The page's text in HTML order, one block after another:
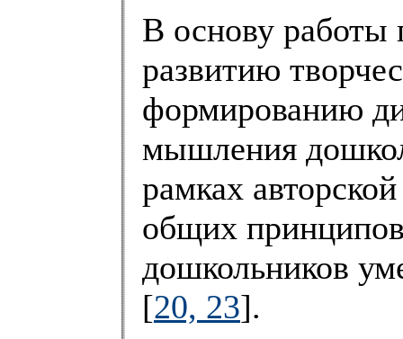
В основу работы
развитию
формированию
мышления
рамках
общих
дошкольников
[20, 23].